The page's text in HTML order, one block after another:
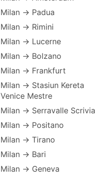
Milan → Padua
Milan → Rimini
Milan → Lucerne
Milan → Bolzano
Milan → Frankfurt
Milan → Stasiun Kereta
Venice Mestre
Milan → Serravalle Scrivia
Milan → Positano
Milan → Tirano
Milan → Bari
Milan → Geneva